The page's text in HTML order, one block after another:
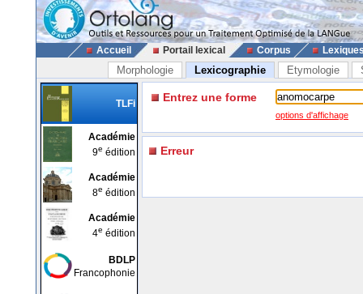
Accueil Portail lexical Corpus
Morphologie Lexicographie Etymologie
TLFi
Académie
9e édition
Académie
8e édition
Académie
4e édition
BDLP
Francophonie
Entrez une forme
options d'affichage
Erreur